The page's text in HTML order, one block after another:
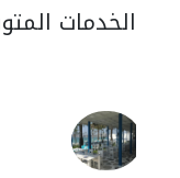
الخدمات